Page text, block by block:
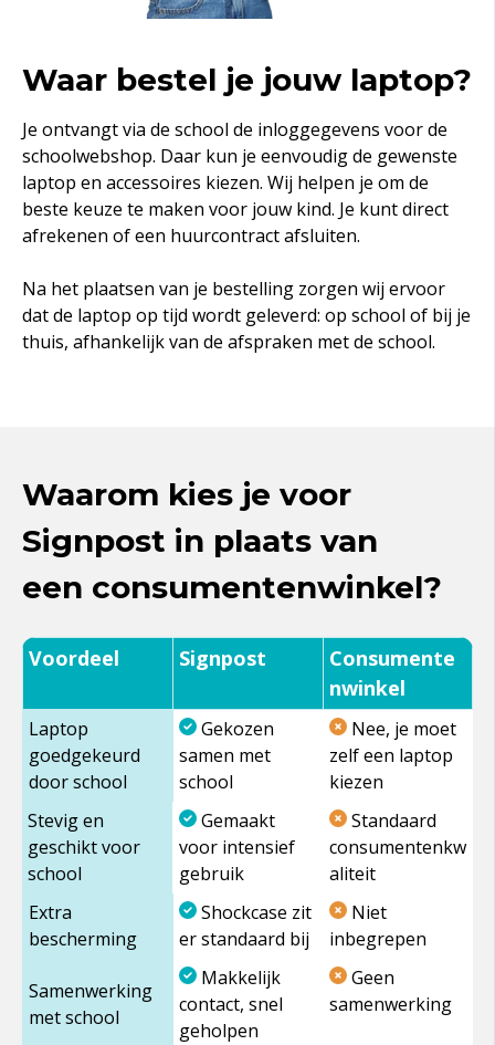
Waar bestel je jouw laptop?
Je ontvangt via de school de inloggegevens voor de
schoolwebshop. Daar kun je eenvoudig de gewenste
laptop en accessoires kiezen. Wij helpen je om de
beste keuze te maken voor jouw kind. Je kunt direct
afrekenen of een huurcontract afsluiten.
Na het plaatsen van je bestelling zorgen wij ervoor
dat de laptop op tijd wordt geleverd: op school of bij je
thuis, afhankelijk van de afspraken met de school.
Waarom kies je voor
Signpost in plaats van
een consumentenwinkel?
Voordeel Signpost
Consumente
nwinkel
Laptop
goedgekeurd
door school
Gekozen
samen met
school
Nee, je moet
zelf een laptop
kiezen
Stevig en
geschikt voor
school
Gemaakt
voor intensief
gebruik
Standaard
consumentenkw
aliteit
Extra
bescherming
Shockcase zit
er standaard bij
Niet
inbegrepen
Samenwerking
met school
Makkelijk
contact, snel
geholpen
Geen
samenwerking